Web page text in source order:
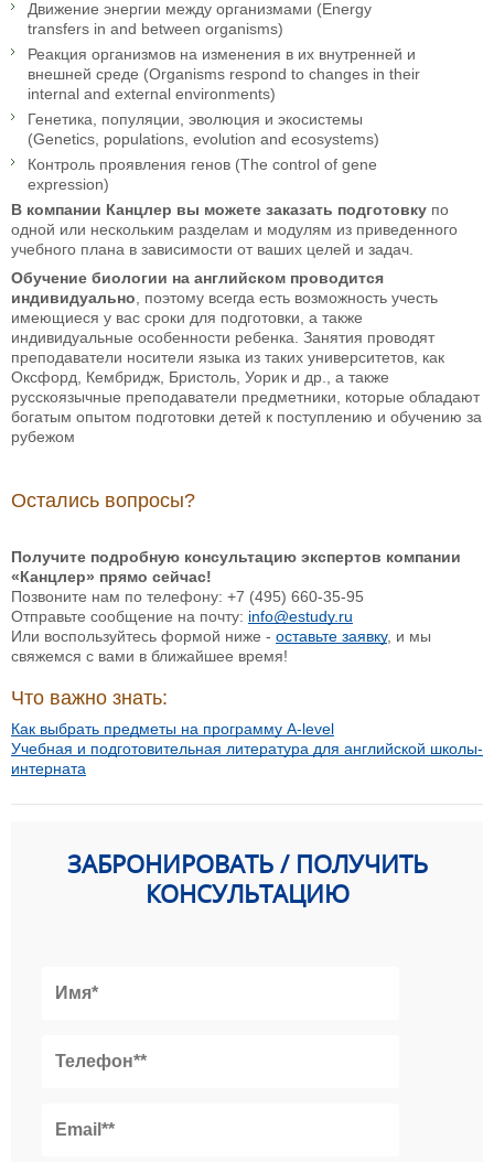
Движение энергии между организмами (Energy
transfers in and between organisms)
Реакция организмов на изменения в их внутренней и
внешней среде (Organisms respond to changes in their
internal and external environments)
Генетика, популяции, эволюция и экосистемы
(Genetics, populations, evolution and ecosystems)
Контроль проявления генов (The control of gene
expression)
В компании Канцлер вы можете заказать подготовку по
одной или нескольким разделам и модулям из приведенного
учебного плана в зависимости от ваших целей и задач.
Обучение биологии на английском проводится
индивидуально, поэтому всегда есть возможность учесть
имеющиеся у вас сроки для подготовки, а также
индивидуальные особенности ребенка. Занятия проводят
преподаватели носители языка из таких университетов, как
Оксфорд, Кембридж, Бристоль, Уорик и др., а также
русскоязычные преподаватели предметники, которые обладают
богатым опытом подготовки детей к поступлению и обучению за
рубежом
Остались вопросы?
Получите подробную консультацию экспертов компании
«Канцлер» прямо сейчас!
Позвоните нам по телефону: +7 (495) 660-35-95
Отправьте сообщение на почту: info@estudy.ru
Или воспользуйтесь формой ниже - оставьте заявку, и мы
свяжемся с вами в ближайшее время!
Что важно знать:
Как выбрать предметы на программу A-level
Учебная и подготовительная литература для английской школы-
интерната
ЗАБРОНИРОВАТЬ / ПОЛУЧИТЬ
КОНСУЛЬТАЦИЮ